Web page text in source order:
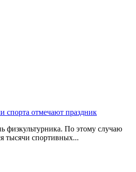
спорта отмечают праздник
физкультурника. По этому случаю
тысячи спортивных...